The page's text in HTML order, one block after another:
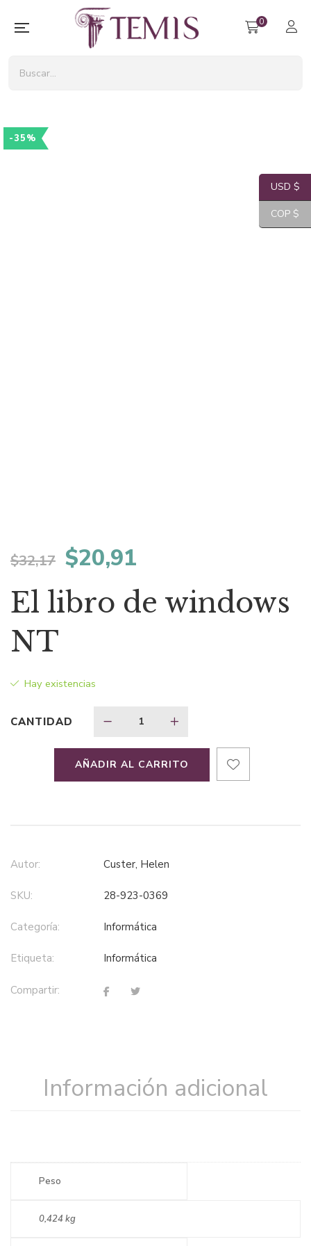
0
-35%
$32,17 El
precio
$32,17.
$20,91
precio
El libro de windows
NT
Hay existencias
CANTIDAD
AÑADIR AL CARRITO
Autor: Custer, Helen
SKU: 28-923-0369
Categoría: informática
Etiqueta: informática
Compartir:
Información adicional
Peso
0,424 kg
USD $
COP $